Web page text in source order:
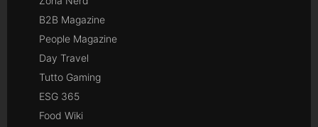
B2B Magazine
People Magazine
Day Travel
Tutto Gaming
ESG 365
Food Wiki